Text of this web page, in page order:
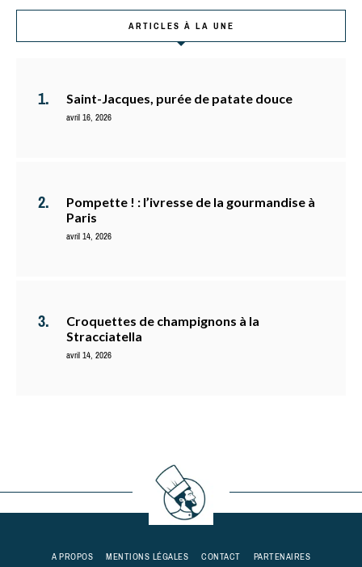
ARTICLES À LA UNE
Saint-Jacques, purée de patate douce
avril 16, 2026
Pompette ! : l’ivresse de la gourmandise à
Paris
avril 14, 2026
Croquettes de champignons à la
Stracciatella
avril 14, 2026
A PROPOS MENTIONS LÉGALES CONTACT PARTENAIRES